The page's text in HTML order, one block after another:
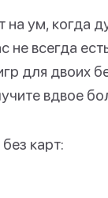
на ум, когда
не всегда
для двоих
вдвое
карт: